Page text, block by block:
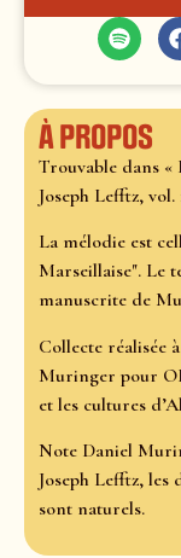
À propos
Trouvable dans «
Joseph Lefftz, vol.
La mélodie est
Marseillaise". Le
manuscrite de
Collecte réalisée
Muringer pour
et les cultures
Note Daniel
Joseph Lefftz, les
sont naturels.